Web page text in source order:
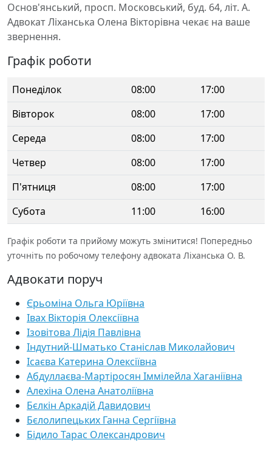
Основ'янський, просп. Московський, буд. 64, літ. А.
Адвокат Ліханська Олена Вікторівна чекає на ваше
звернення.
Графік роботи
Понеділок 08:00
17:00
Вівторок
08:00
17:00
Середа
08:00
17:00
Четвер
08:00
17:00
П'ятниця
08:00
17:00
Субота
11:00 16:00
Графік роботи та прийому можуть змінитися! Попередньо
уточніть по робочому телефону адвоката Ліханська О. В.
Адвокати поруч
Єрьоміна Ольга Юріївна
Івах Вікторія Олексіївна
Ізовітова Лідія Павлівна
Індутний-Шматько Станіслав Миколайович
Ісаєва Катерина Олексіївна
Абдуллаєва-Мартіросян Іммілейла Хаганіївна
Алехіна Олена Анатоліївна
Бєлкін Аркадій Давидович
Бєлолипецьких Ганна Сергіївна
Бідило Тарас Олександрович